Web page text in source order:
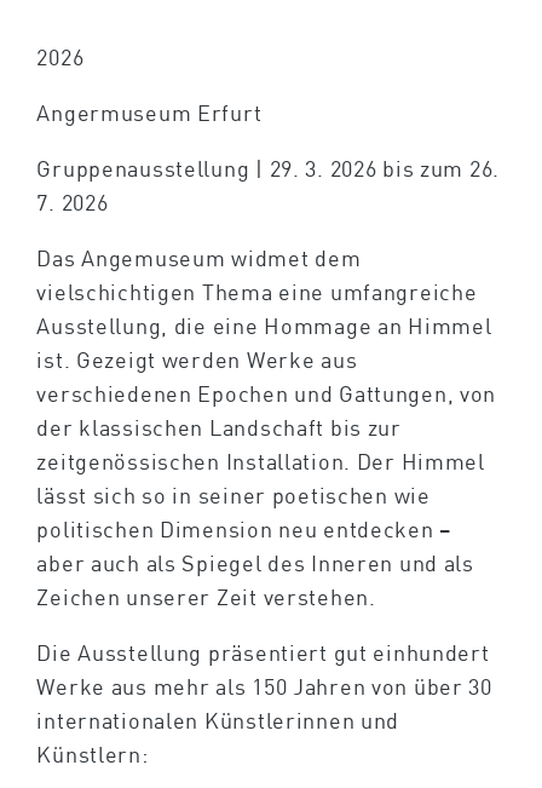
2026
Angermuseum Erfurt
Gruppenausstellung | 29. 3. 2026 bis zum 26.
7. 2026
Das Angemuseum widmet dem
vielschichtigen Thema eine umfangreiche
Ausstellung, die eine Hommage an Himmel
ist. Gezeigt werden Werke aus
verschiedenen Epochen und Gattungen, von
der klassischen Landschaft bis zur
zeitgenössischen Installation. Der Himmel
lässt sich so in seiner poetischen wie
politischen Dimension neu entdecken –
aber auch als Spiegel des Inneren und als
Zeichen unserer Zeit verstehen.
Die Ausstellung präsentiert gut einhundert
Werke aus mehr als 150 Jahren von über 30
internationalen Künstlerinnen und
Künstlern: